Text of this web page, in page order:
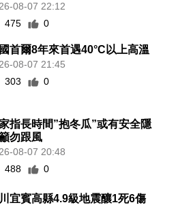
08-07 22:12
475
0
首爾8年來首遇40°C以上高溫
08-07 21:45
303
0
指長時間”抱冬瓜”或有安全隱
勿跟風
08-07 20:48
488
0
宜賓高縣4.9級地震釀1死6傷